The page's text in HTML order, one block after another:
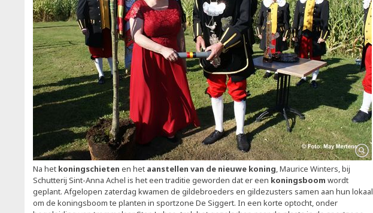
Na het koningschieten en het aanstellen van de nieuwe koning, Maurice Winters, bij
Schutterij Sint-Anna Achel is het een traditie geworden dat er een koningsboom wordt
geplant. Afgelopen zaterdag kwamen de gildebroeders en gildezusters samen aan hun lokaal
om de koningsboom te planten in sportzone De Siggert. In een korte optocht, onder